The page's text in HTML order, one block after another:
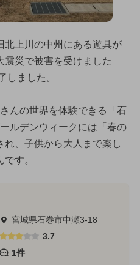
北上川の中州にある遊具が
震災で被害を受けました
しました。
んの世界を体験できる「石
ルデンウィークには「春の
れ、子供から大人まで楽し
す。
宮城県石巻市中瀬3-18
3.7
1件